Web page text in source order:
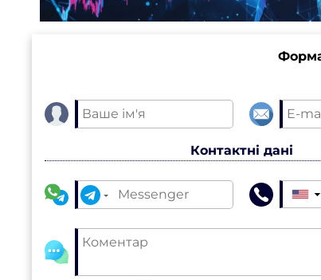
Контактні дані
▼